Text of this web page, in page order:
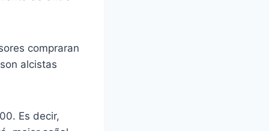
compraran
alcistas
Es decir,